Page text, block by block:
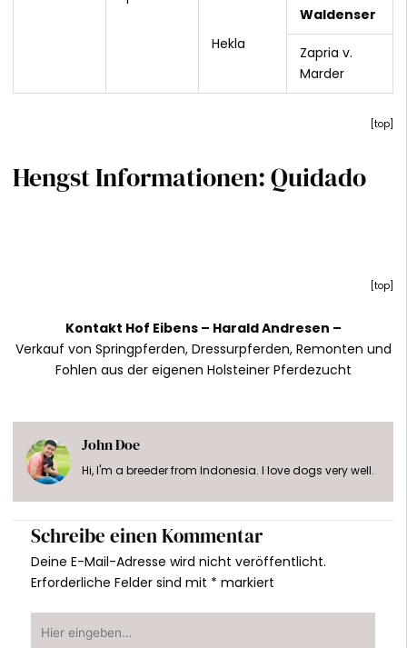
Hekla
Waldenser
Zapria v.
Marder
top
Hengst Informationen: Quidado
[top]
Kontakt Hof Eibens – Harald Andresen –
Verkauf von Springpferden, Dressurpferden, Remonten und
Fohlen aus der eigenen Holsteiner Pferdezucht
John Doe
Hi, I'm a breeder from Indonesia. I love dogs very well.
Schreibe einen Kommentar
Deine E-Mail-Adresse wird nicht veröffentlicht.
Erforderliche Felder sind mit * markiert
Hier